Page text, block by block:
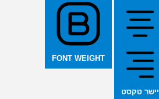
יישר טקסט
FONT WEIGHT